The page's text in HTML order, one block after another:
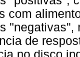
com
"negativas",
de
no disco